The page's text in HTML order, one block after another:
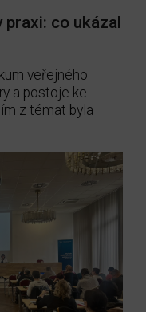
co ukázal
veřejného
a postoje ke
z témat byla